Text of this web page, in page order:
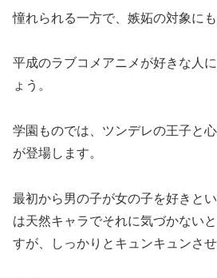
憧れられる一方で、嫉妬の対象にも
平成のラブコメアニメが好きな人
ょう。
学園ものでは、ツンデレの王子と
が登場します。
最初から男の子が女の子を好きと
は天然キャラでそれに気づかない
すが、しっかりとキュンキュンさ